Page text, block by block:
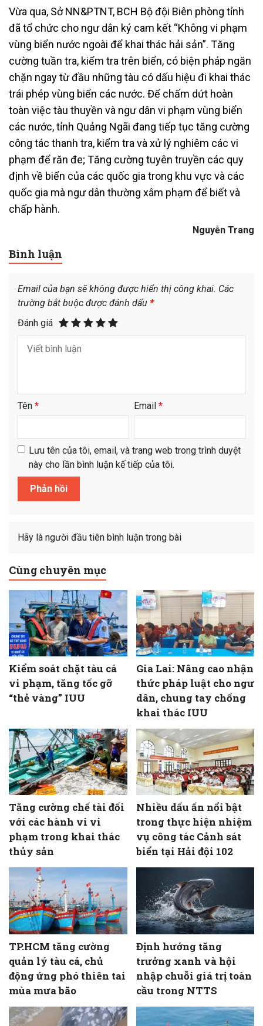
Vừa qua, Sở NN&PTNT, BCH Bộ đội Biên phòng tỉnh
đã tổ chức cho ngư dân ký cam kết “Không vi phạm
vùng biển nước ngoài để khai thác hải sản”. Tăng
cường tuần tra, kiểm tra trên biển, có biện pháp ngăn
chặn ngay từ đầu những tàu có dấu hiệu đi khai thác
trái phép vùng biển các nước. Để chấm dứt hoàn
toàn việc tàu thuyền và ngư dân vi phạm vùng biển
các nước, tỉnh Quảng Ngãi đang tiếp tục tăng cường
công tác thanh tra, kiểm tra và xử lý nghiêm các vi
phạm để răn đe; Tăng cường tuyên truyền các quy
định về biển của các quốc gia trong khu vực và các
quốc gia mà ngư dân thường xâm phạm để biết và
chấp hành.
Nguyễn Trang
Bình luận
Email của bạn sẽ không được hiển thị công khai. Các
trường bắt buộc được đánh dấu *
Đánh giá
Tên * Email *
Lưu tên của tôi, email, và trang web trong trình duyệt
này cho lần bình luận kế tiếp của tôi.
Hãy là người đầu tiên bình luận trong bài
Cùng chuyên mục
Kiểm soát chặt tàu cá
vi phạm, tăng tốc gỡ
“thẻ vàng” IUU
Gia Lai: Nâng cao nhận
thức pháp luật cho ngư
dân, chung tay chống
khai thác IUU
Tăng cường chế tài đối
với các hành vi vi
phạm trong khai thác
thủy sản
Nhiều dấu ấn nổi bật
trong thực hiện nhiệm
vụ công tác Cảnh sát
biển tại Hải đội 102
TP.HCM tăng cường
quản lý tàu cá, chủ
động ứng phó thiên tai
mùa mưa bão
Định hướng tăng
trưởng xanh và hội
nhập chuỗi giá trị toàn
cầu trong NTTS